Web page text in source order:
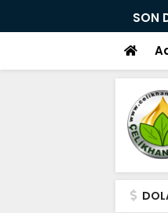
SON
Kez Kapılarını Açıyor